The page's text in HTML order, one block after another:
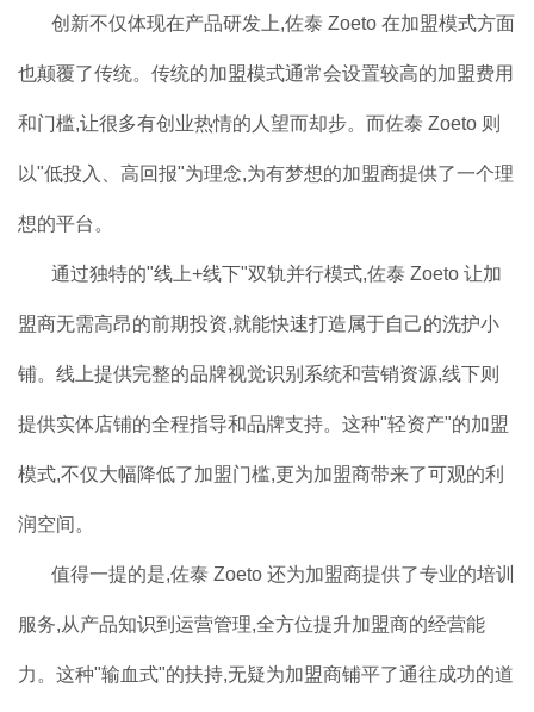
创新不仅体现在产品研发上,佐泰 Zoeto 在加盟模式方面
也颠覆了传统。传统的加盟模式通常会设置较高的加盟费用
和门槛,让很多有创业热情的人望而却步。而佐泰 Zoeto 则
以"低投入、高回报"为理念,为有梦想的加盟商提供了一个理
想的平台。
通过独特的"线上+线下"双轨并行模式,佐泰 Zoeto 让加
盟商无需高昂的前期投资,就能快速打造属于自己的洗护小
铺。线上提供完整的品牌视觉识别系统和营销资源,线下则
提供实体店铺的全程指导和品牌支持。这种"轻资产"的加盟
模式,不仅大幅降低了加盟门槛,更为加盟商带来了可观的利
润空间。
值得一提的是,佐泰 Zoeto 还为加盟商提供了专业的培训
服务,从产品知识到运营管理,全方位提升加盟商的经营能
力。这种"输血式"的扶持,无疑为加盟商铺平了通往成功的道